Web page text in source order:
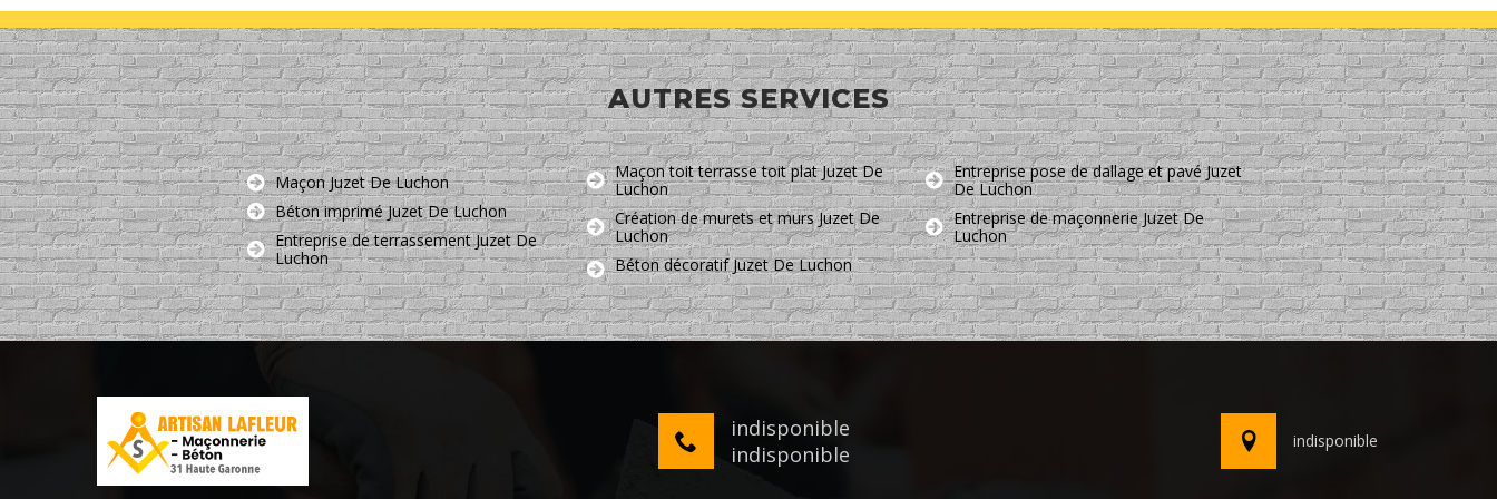
AUTRES SERVICES
Maçon Juzet De Luchon
Béton imprimé Juzet De Luchon
Entreprise de terrassement Juzet De
Luchon
Maçon toit terrasse toit plat Juzet De
Luchon
Création de murets et murs Juzet De
Luchon
Béton décoratif Juzet De Luchon
Entreprise pose de dallage et pavé Juzet
De Luchon
Entreprise de maçonnerie Juzet De
Luchon
indisponible
indisponible
indisponible